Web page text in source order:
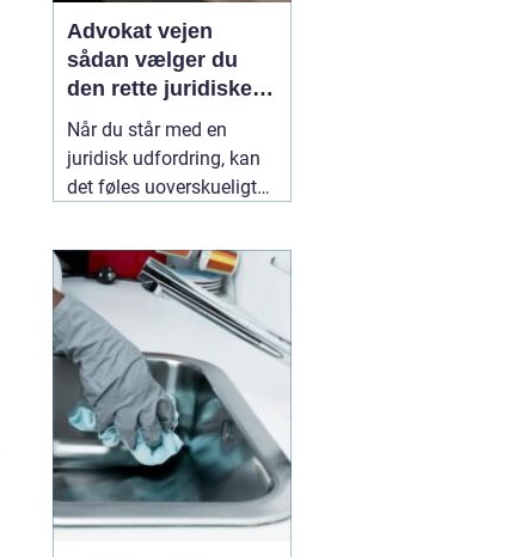
Advokat vejen
sådan vælger du
den rette juridiske
hjælp lokalt
Når du står med en
juridisk udfordring, kan
det føles uoverskueligt
hjælp. Lovgivningen er
kompleks, og
konsekvenserne af
forkerte beslutninger kan
følge dig i mange år. Her
kan en lokal10 maj
2026